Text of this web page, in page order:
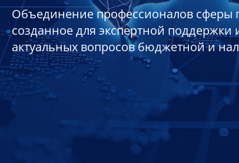
Объединение профессионалов сферы
созданное для экспертной
актуальных вопросов бюджетной и